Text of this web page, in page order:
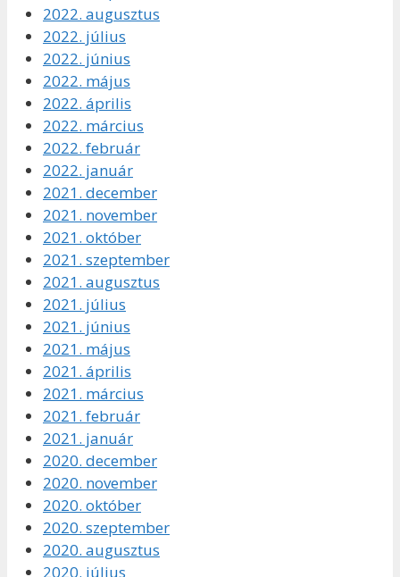
2022. augusztus
2022. július
2022. június
2022. május
2022. április
2022. március
2022. február
2022. január
2021. december
2021. november
2021. október
2021. szeptember
2021. augusztus
2021. július
2021. június
2021. május
2021. április
2021. március
2021. február
2021. január
2020. december
2020. november
2020. október
2020. szeptember
2020. augusztus
2020. július